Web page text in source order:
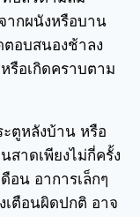
ากผนังหรือบาน
อบสนองช้าลง
รือเกิดคราบตาม
ตูหลังบ้าน หรือ
สาดเพียงไม่กี่ครั้ง
อน อาการเล็กๆ
เตือนผิดปกติ อาจ